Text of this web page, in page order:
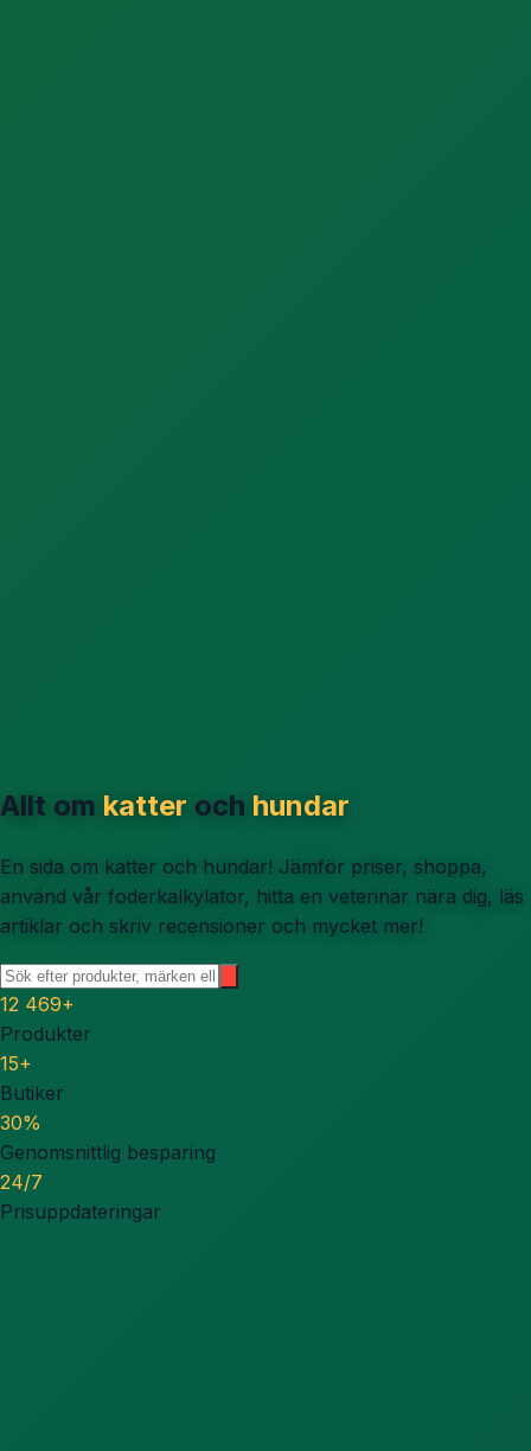
Allt om katter och hundar
En sida om katter och hundar! Jämför priser, shoppa,
använd vår foderkalkylator, hitta en veterinär nära dig, läs
artiklar och skriv recensioner och mycket mer!
12 469+
Produkter
15+
Butiker
30%
Genomsnittlig besparing
24/7
Prisuppdateringar